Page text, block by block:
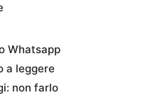
Whatsapp
a leggere
non farlo